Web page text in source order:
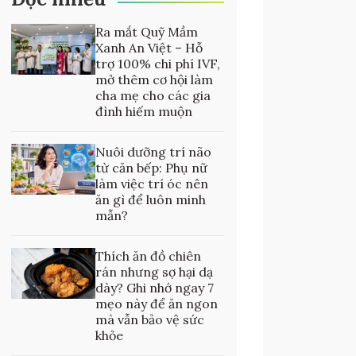
Ra mắt Quỹ Mầm
Xanh An Việt – Hỗ
trợ 100% chi phí IVF,
mở thêm cơ hội làm
cha mẹ cho các gia
đình hiếm muộn
Nuôi dưỡng trí não
từ căn bếp: Phụ nữ
làm việc trí óc nên
ăn gì để luôn minh
mẫn?
Thích ăn đồ chiên
rán nhưng sợ hại dạ
dày? Ghi nhớ ngay 7
mẹo này để ăn ngon
mà vẫn bảo vệ sức
khỏe